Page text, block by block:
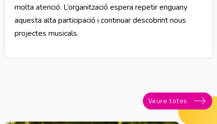
molta atenció. L’organització espera repetir enguany
aquesta alta participació i continuar descobrint nous
projectes musicals.
Veure totes